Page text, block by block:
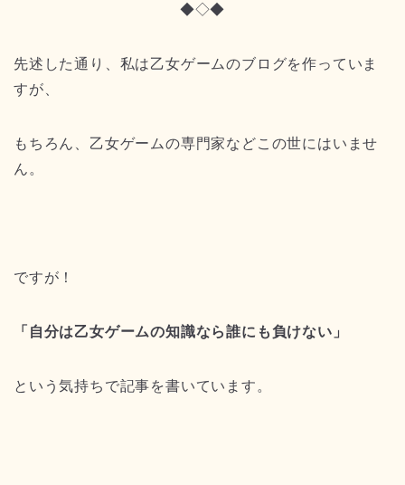
◆◇◆
先述した通り、私は乙女ゲームのブログを作っていま
すが、
もちろん、乙女ゲームの専門家などこの世にはいませ
ん。
ですが！
「自分は乙女ゲームの知識なら誰にも負けない」
という気持ちで記事を書いています。